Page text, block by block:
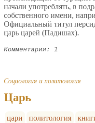
начали употреблять, в
собственного имени,
Официальный титул
царь царей (Падишах).
Комментарии: 1
Социология и политология
Царь
цари политология